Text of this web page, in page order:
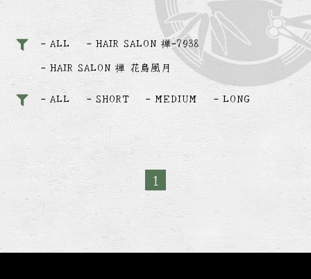
ALL
HAIR SALON 禅-7938
HAIR SALON 禅 花鳥風月
ALL SHORT MEDIUM LONG
1